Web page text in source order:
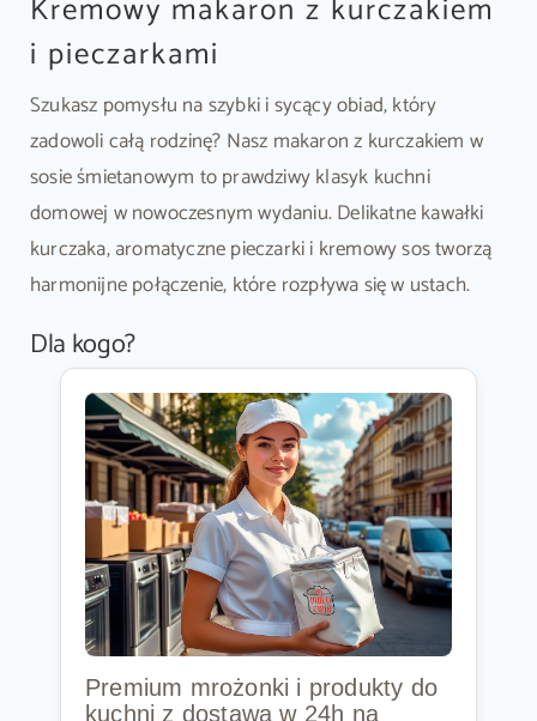
Kremowy makaron z kurczakiem
i pieczarkami
Szukasz pomysłu na szybki i sycący obiad, który
zadowoli całą rodzinę? Nasz makaron z kurczakiem w
sosie śmietanowym to prawdziwy klasyk kuchni
domowej w nowoczesnym wydaniu. Delikatne kawałki
kurczaka, aromatyczne pieczarki i kremowy sos tworzą
harmonijne połączenie, które rozpływa się w ustach.
Dla kogo?
Premium mrożonki i produkty do
kuchni z dostawą w 24h na